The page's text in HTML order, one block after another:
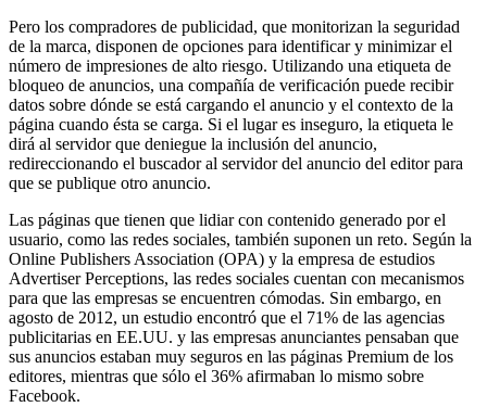
Pero los compradores de publicidad, que monitorizan la seguridad
de la marca, disponen de opciones para identificar y minimizar el
número de impresiones de alto riesgo. Utilizando una etiqueta de
bloqueo de anuncios, una compañía de verificación puede recibir
datos sobre dónde se está cargando el anuncio y el contexto de la
página cuando ésta se carga. Si el lugar es inseguro, la etiqueta le
dirá al servidor que deniegue la inclusión del anuncio,
redireccionando el buscador al servidor del anuncio del editor para
que se publique otro anuncio.
Las páginas que tienen que lidiar con contenido generado por el
usuario, como las redes sociales, también suponen un reto. Según la
Online Publishers Association (OPA) y la empresa de estudios
Advertiser Perceptions, las redes sociales cuentan con mecanismos
para que las empresas se encuentren cómodas. Sin embargo, en
agosto de 2012, un estudio encontró que el 71% de las agencias
publicitarias en EE.UU. y las empresas anunciantes pensaban que
sus anuncios estaban muy seguros en las páginas Premium de los
editores, mientras que sólo el 36% afirmaban lo mismo sobre
Facebook.